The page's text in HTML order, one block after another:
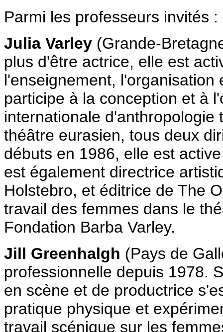
Parmi les professeurs invités :
Julia Varley (Grande-
plus d'être actrice, elle est
l'enseignement,
participe à la conception et à
internationale
théâtre eurasien, tous deux
débuts en 1986, elle est
est également directrice
Holstebro, et éditrice de The
travail des femmes dans le
Fondation Barba Varley.
Jill Greenhalgh (Pays de
professionnelle depuis 1978.
en scène et de productrice
pratique physique et
travail scénique sur les